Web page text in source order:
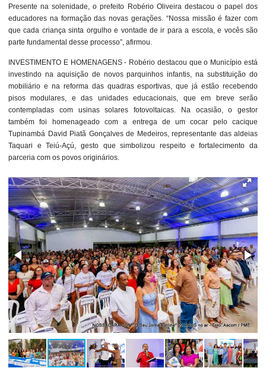
Presente na solenidade, o prefeito Robério Oliveira destacou o papel dos
educadores na formação das novas gerações. “Nossa missão é fazer com
que cada criança sinta orgulho e vontade de ir para a escola, e vocês são
parte fundamental desse processo”, afirmou.
INVESTIMENTO E HOMENAGENS - Robério destacou que o Município está
investindo na aquisição de novos parquinhos infantis, na substituição do
mobiliário e na reforma das quadras esportivas, que já estão recebendo
pisos modulares, e das unidades educacionais, que em breve serão
contempladas com usinas solares fotovoltaicas. Na ocasião, o gestor
também foi homenageado com a entrega de um cocar pelo cacique
Tupinambá David Piatã Gonçalves de Medeiros, representante das aldeias
Taquari e Teiú-Açú, gesto que simbolizou respeito e fortalecimento da
parceria com os povos originários.